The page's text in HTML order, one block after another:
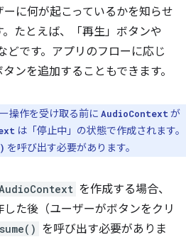
に何が起こっているかを知らせ
たとえば、「再生」ボタンや
どです。アプリのフローに応じ
ンを追加することもできます。
操作を受け取る前に AudioContext が
は「停止中」の状態で作成されます。
を呼び出す必要があります。
を作成する場合、
た後（ユーザーがボタンをクリ
を呼び出す必要がありま